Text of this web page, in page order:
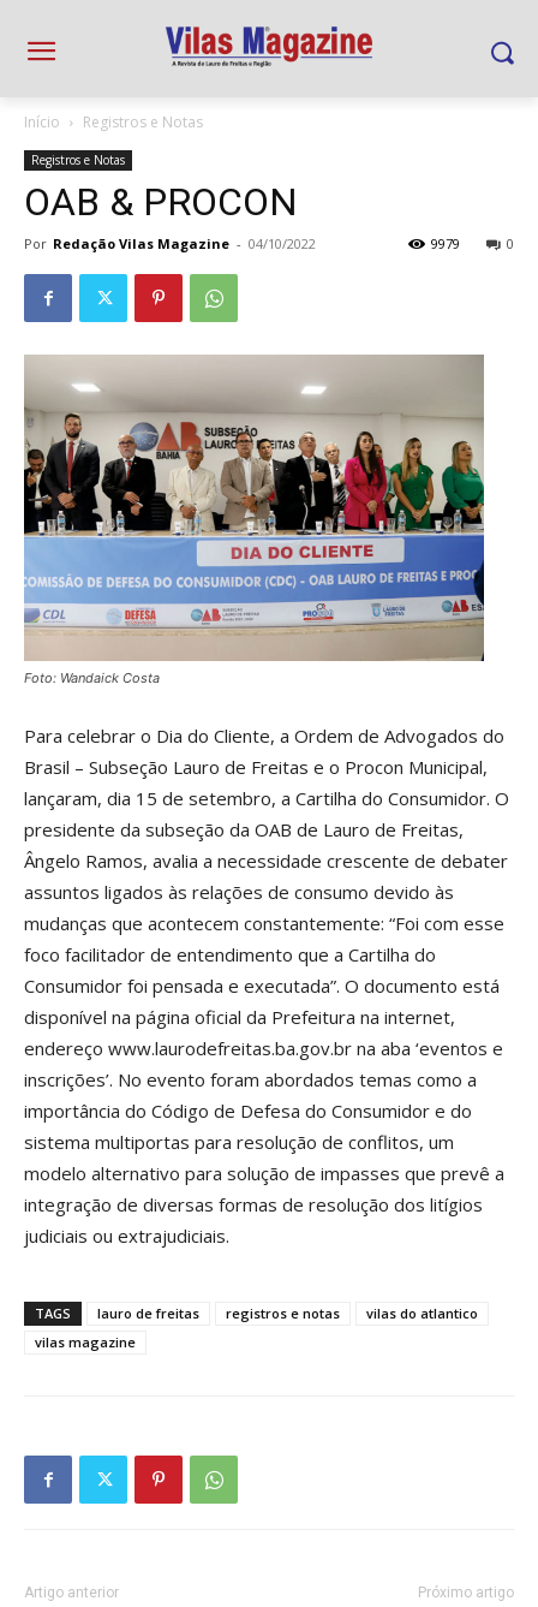
Início Registros e Notas
Registros e Notas
OAB & PROCON
Por Redação Vilas Magazine - 04/10/2022 0
9979
Foto: Wandaick Costa
Para celebrar o Dia do Cliente, a Ordem de Advogados do
Brasil – Subseção Lauro de Freitas e o Procon Municipal,
lançaram, dia 15 de setembro, a Cartilha do Consumidor. O
presidente da subseção da OAB de Lauro de Freitas,
Ângelo Ramos, avalia a necessidade crescente de debater
assuntos ligados às relações de consumo devido às
mudanças que acontecem constantemente: “Foi com esse
foco facilitador de entendimento que a Cartilha do
Consumidor foi pensada e executada”. O documento está
disponível na página oficial da Prefeitura na internet,
endereço www.laurodefreitas.ba.gov.br na aba ‘eventos e
inscrições’. No evento foram abordados temas como a
importância do Código de Defesa do Consumidor e do
sistema multiportas para resolução de conflitos, um
modelo alternativo para solução de impasses que prevê a
integração de diversas formas de resolução dos litígios
judiciais ou extrajudiciais.
TAGS lauro de freitas registros e notas
vilas do atlantico
vilas magazine
Artigo anterior Próximo artigo